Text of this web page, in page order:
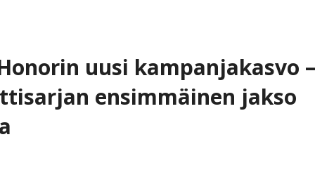
uusi kampanjakasvo –
ensimmäinen jakso